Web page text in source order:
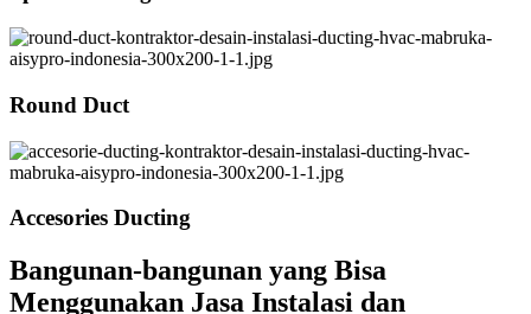
Round Duct
Accesories Ducting
Bangunan-bangunan yang Bisa
Menggunakan Jasa Instalasi dan